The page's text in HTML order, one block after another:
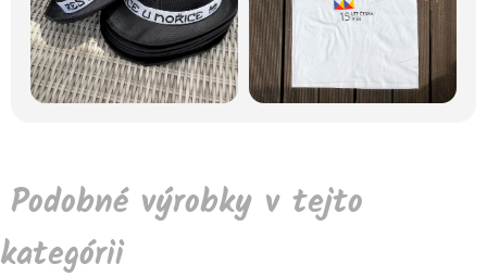
Podobné výrobky v tejto
kategórii